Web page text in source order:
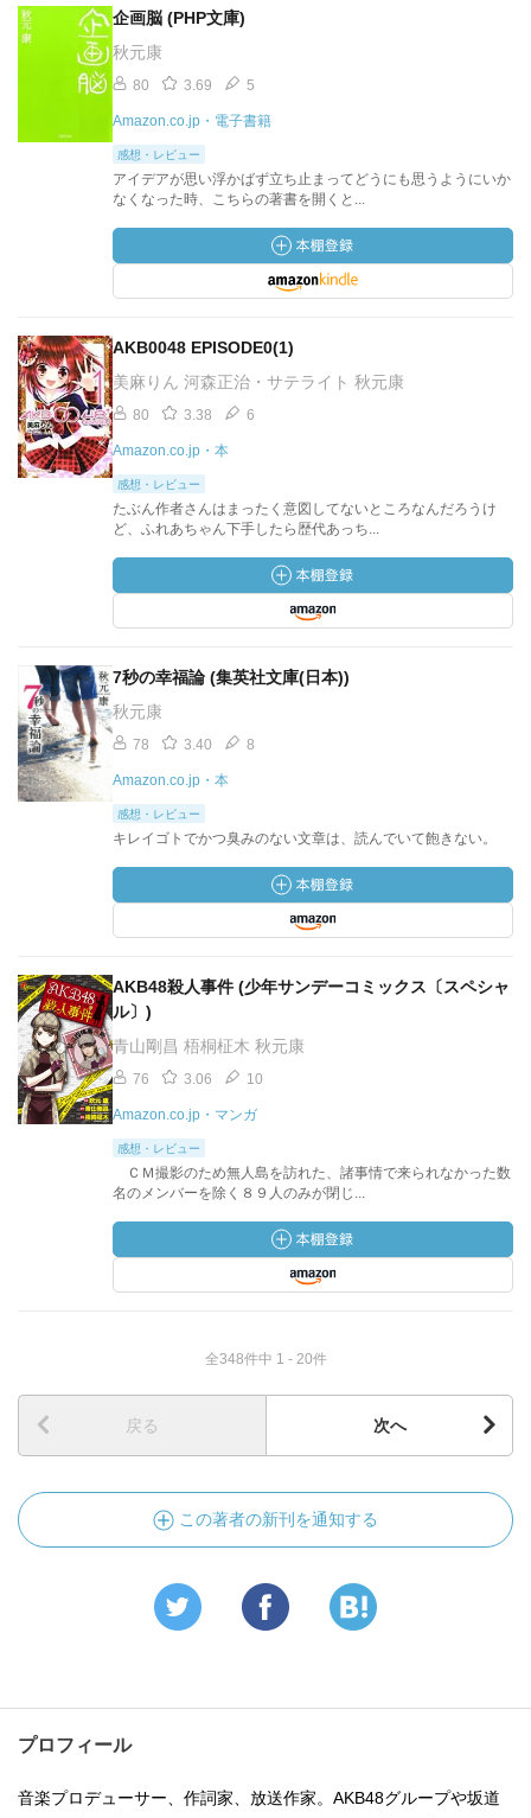
企画脳 (PHP文庫)
秋元康
80 3.69 5
Amazon.co.jp・電子書籍
感想・レビュー
アイデアが思い浮かばず立ち止まってどうにも思うようにいか
なくなった時、こちらの著書を開くと...
AKB0048 EPISODE0(1)
美麻りん 河森正治・サテライト 秋元康
80 3.38 6
Amazon.co.jp・本
感想・レビュー
たぶん作者さんはまったく意図してないところなんだろうけ
ど、ふれあちゃん下手したら歴代あっち...
7秒の幸福論 (集英社文庫(日本))
秋元康
78 3.40 8
Amazon.co.jp・本
感想・レビュー
キレイゴトでかつ臭みのない文章は、読んでいて飽きない。
AKB48殺人事件 (少年サンデーコミックス〔スペシャ
ル〕)
青山剛昌 梧桐柾木 秋元康
76 3.06 10
Amazon.co.jp・マンガ
感想・レビュー
ＣＭ撮影のため無人島を訪れた、諸事情で来られなかった数
名のメンバーを除く８９人のみが閉じ...
全348件中 1 - 20件
戻る 次へ
この著者の新刊を通知する
プロフィール
音楽プロデューサー、作詞家、放送作家。AKB48グループや坂道